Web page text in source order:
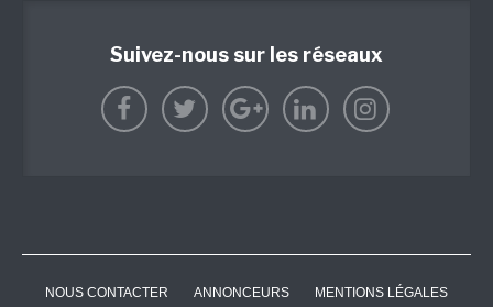
Suivez-nous sur les réseaux
NOUS CONTACTER ANNONCEURS
MENTIONS LÉGALES